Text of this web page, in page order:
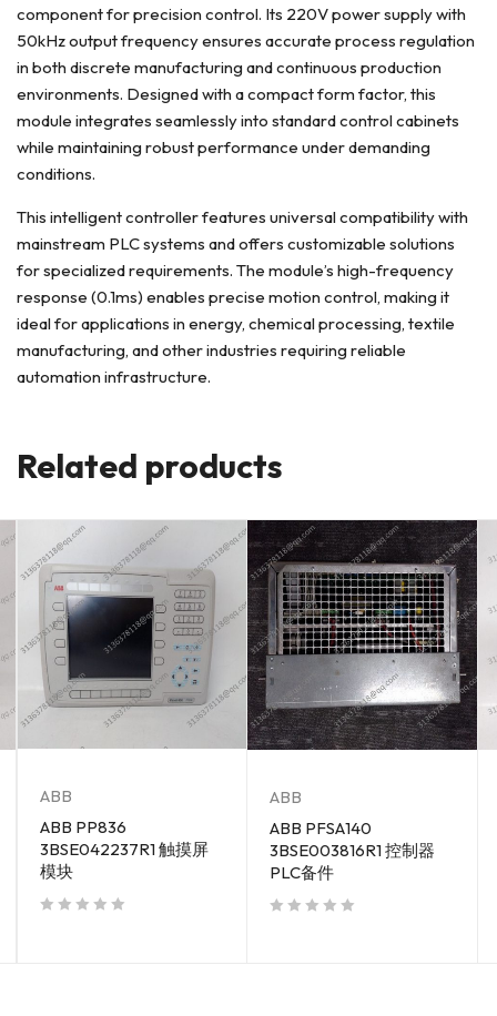
component for precision control. Its 220V power supply with
50kHz output frequency ensures accurate process regulation
in both discrete manufacturing and continuous production
environments. Designed with a compact form factor, this
module integrates seamlessly into standard control cabinets
while maintaining robust performance under demanding
conditions.
This intelligent controller features universal compatibility with
mainstream PLC systems and offers customizable solutions
for specialized requirements. The module’s high-frequency
response (0.1ms) enables precise motion control, making it
ideal for applications in energy, chemical processing, textile
manufacturing, and other industries requiring reliable
automation infrastructure.
Related products
ABB
ABB PP836
3BSE042237R1 触摸屏
模块
ABB
ABB PFSA140
3BSE003816R1 控制器
PLC备件